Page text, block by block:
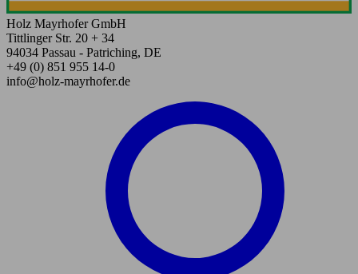
Holz Mayrhofer GmbH
Tittlinger Str. 20 + 34
94034 Passau - Patriching, DE
+49 (0) 851 955 14-0
info@holz-mayrhofer.de